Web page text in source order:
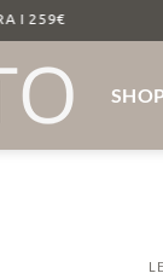
I 259€